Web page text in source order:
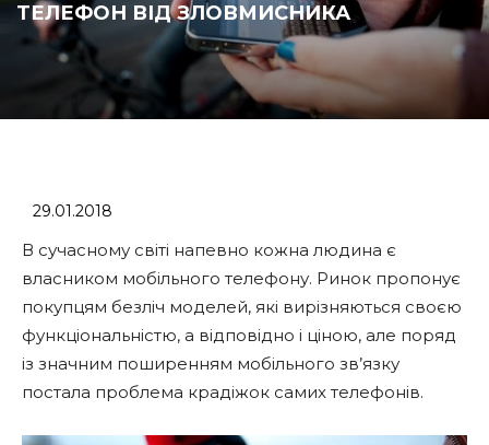
ТЕЛЕФОН ВІД ЗЛОВМИСНИКА
29.01.2018
В сучасному світі напевно кожна людина є
власником мобільного телефону. Ринок пропонує
покупцям безліч моделей, які вирізняються своєю
функціональністю, а відповідно і ціною, але поряд
із значним поширенням мобільного зв’язку
постала проблема крадіжок самих телефонів.